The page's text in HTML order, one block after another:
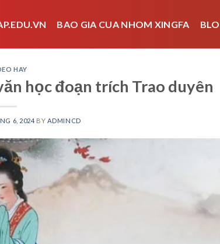
BAO GIA CUA NHOM XINGFA
HAY
học đoạn trích Trao duyên
6, 2024 BY ADMINCD